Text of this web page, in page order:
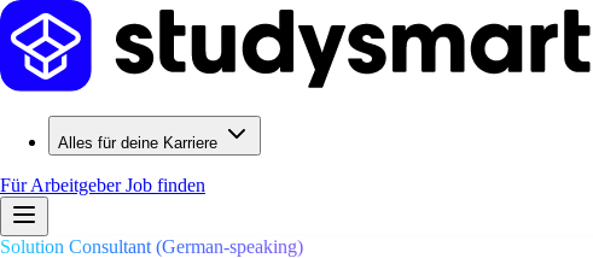
Alles für deine Karriere
Für ArbeitgeberJob finden
Solution Consultant (German-speaking)